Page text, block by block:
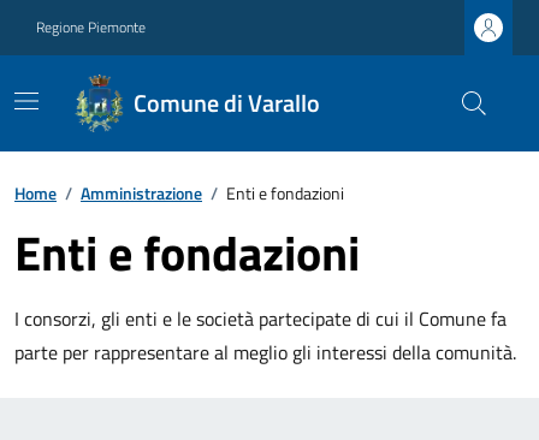
Regione Piemonte
Comune di Varallo
Home / Amministrazione / Enti e fondazioni
Enti e fondazioni
I consorzi, gli enti e le società partecipate di cui il Comune fa
parte per rappresentare al meglio gli interessi della comunità.